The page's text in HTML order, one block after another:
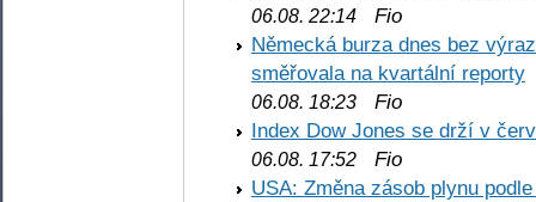
06.08. 22:14 Fio
Německá burza dnes bez
směřovala na kvartální reporty
06.08. 18:23 Fio
Index Dow Jones se drží v
06.08. 17:52 Fio
USA: Změna zásob plynu